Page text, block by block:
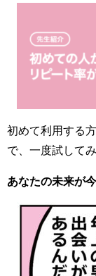
初めて利用する方
で、一度試して
あなたの未来が